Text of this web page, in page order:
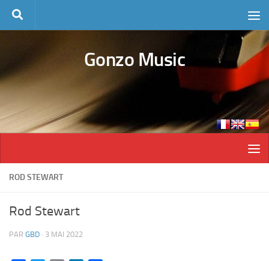
Skip to content
Gonzo Music
ROD STEWART
Rod Stewart
PAR GBD · 3 MAI 2022